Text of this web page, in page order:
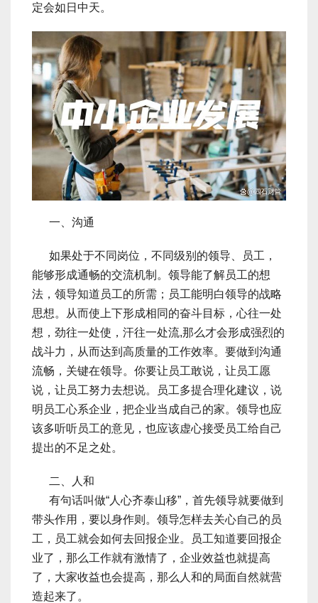
定会如日中天。
一、沟通
如果处于不同岗位，不同级别的领导、员工，
能够形成通畅的交流机制。领导能了解员工的想
法，领导知道员工的所需；员工能明白领导的战略
思想。从而使上下形成相同的奋斗目标，心往一处
想，劲往一处使，汗往一处流,那么才会形成强烈的
战斗力，从而达到高质量的工作效率。要做到沟通
流畅，关键在领导。你要让员工敢说，让员工愿
说，让员工努力去想说。员工多提合理化建议，说
明员工心系企业，把企业当成自己的家。领导也应
该多听听员工的意见，也应该虚心接受员工给自己
提出的不足之处。
二、人和
有句话叫做“人心齐泰山移”，首先领导就要做到
带头作用，要以身作则。领导怎样去关心自己的员
工，员工就会如何去回报企业。员工知道要回报企
业了，那么工作就有激情了，企业效益也就提高
了，大家收益也会提高，那么人和的局面自然就营
造起来了。